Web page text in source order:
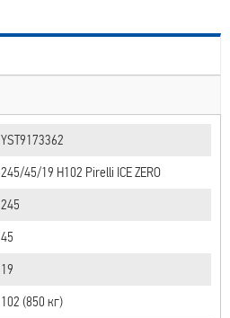
YST9173362
245/45/19 H102 Pirelli ICE ZERO
245
45
19
102 (850 кг)